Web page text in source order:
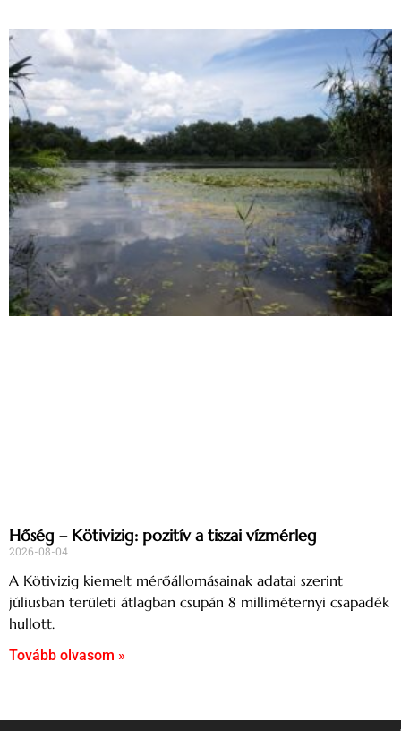
Hőség – Kötivizig: pozitív a tiszai vízmérleg
2026-08-04
A Kötivizig kiemelt mérőállomásainak adatai szerint
júliusban területi átlagban csupán 8 milliméternyi csapadék
hullott.
Tovább olvasom »